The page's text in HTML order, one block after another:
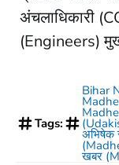
अंचलाधिकारी
(Engineers)
Tags:
Bihar
अभिषेक
खबर